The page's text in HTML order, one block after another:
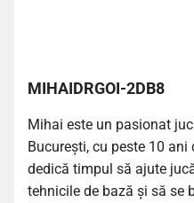
MIHAIDRGOI-2DB8
Mihai este un pasionat
București, cu peste 10
dedică timpul să ajute
tehnicile de bază și să se